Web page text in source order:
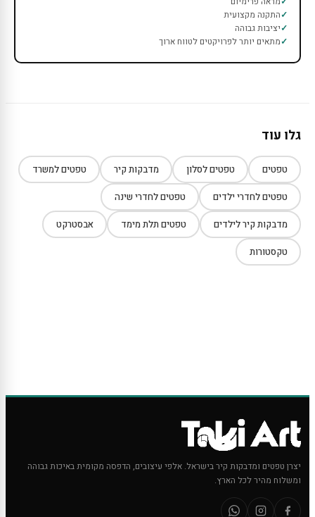
התקנה מקצועית
יציבות גבוהה
מתאים יותר לפרויקטים לטווח ארוך
גלו עוד
טפטים טפטים לסלון מדבקות קיר טפטים למשרד
טפטים לחדרי ילדים טפטים לחדרי שינה
מדבקות קיר לילדים טפטים תלת מימד אבסטרקט
טקסטורות
יצרן טפטים ומדבקות קיר בישראל. אלפי עיצובים, הדפסה מקומית באיכות גבוהה
ומשלוח מהיר לכל הארץ.